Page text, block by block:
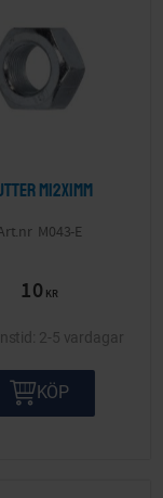
M12x1mm
M043-E
10 KR
2-5 vardagar
KÖP